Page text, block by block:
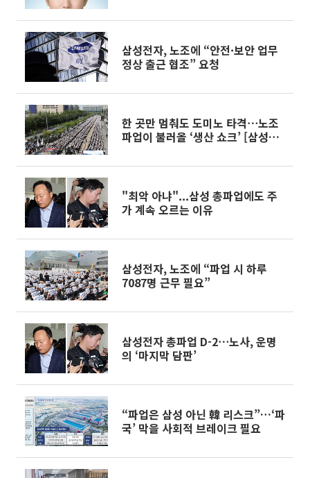
삼성전자, 노조에 “안전·보안 업무
정상 출근 협조” 요청
한 곳만 멈춰도 도미노 타격⋯노조
파업이 불러올 ‘생산 쇼크’ [삼성전
"최악 아냐"...삼성 총파업에도 주
가 계속 오르는 이유
삼성전자, 노조에 “파업 시 하루
7087명 근무 필요”
삼성전자 총파업 D-2⋯노사, 운명
의 ‘마지막 담판’
“파업은 삼성 아닌 韓 리스크”…‘파
국’ 막을 사회적 브레이크 필요